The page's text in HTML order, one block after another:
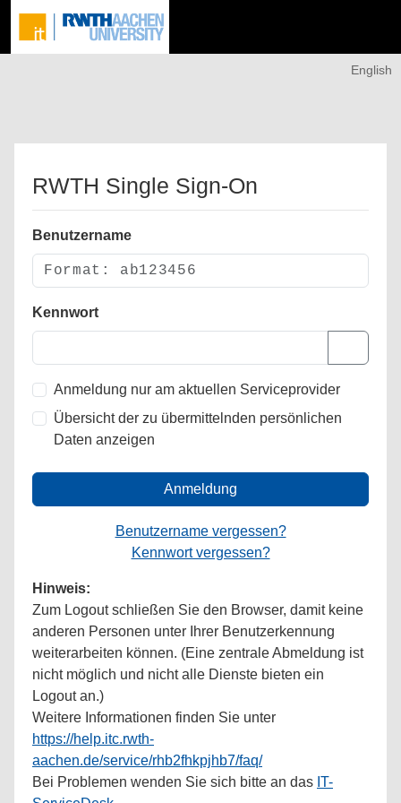
English
RWTH Single Sign-On
Benutzername
Kennwort
Anmeldung nur am aktuellen Serviceprovider
Übersicht der zu übermittelnden persönlichen
Daten anzeigen
Anmeldung
Benutzername vergessen?
Kennwort vergessen?
Hinweis:
Zum Logout schließen Sie den Browser, damit keine
anderen Personen unter Ihrer Benutzerkennung
weiterarbeiten können. (Eine zentrale Abmeldung ist
nicht möglich und nicht alle Dienste bieten ein
Logout an.)
Weitere Informationen finden Sie unter
https://help.itc.rwth-
aachen.de/service/rhb2fhkpjhb7/faq/
Bei Problemen wenden Sie sich bitte an das IT-